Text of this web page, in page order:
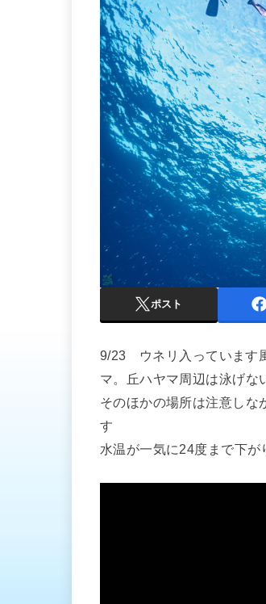
ポスト
9/23 ウネリ入っています
マ。丘ハヤマ周辺は泳げな
そのほかの場所は注意しな
す
水温が一気に24度まで下